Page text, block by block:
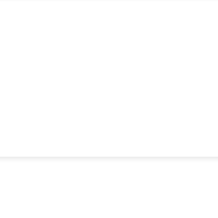
koruması için en çok ihtiyaç duyduğun şeyi al.